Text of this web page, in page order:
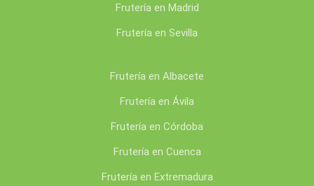
Frutería en Madrid
Frutería en Sevilla
Frutería en Albacete
Frutería en Ávila
Frutería en Córdoba
Frutería en Cuenca
Frutería en Extremadura